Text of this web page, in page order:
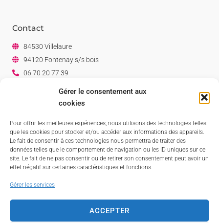
Gérer le consentement aux
cookies
Pour offrir les meilleures expériences, nous utilisons des technologies telles
que les cookies pour stocker et/ou accéder aux informations des appareils.
Le fait de consentir à ces technologies nous permettra de traiter des
données telles que le comportement de navigation ou les ID uniques sur ce
site. Le fait de ne pas consentir ou de retirer son consentement peut avoir un
effet négatif sur certaines caractéristiques et fonctions.
Gérer les services
ACCEPTER
Contact
84530 Villelaure
94120 Fontenay s/s bois
06 70 20 77 39